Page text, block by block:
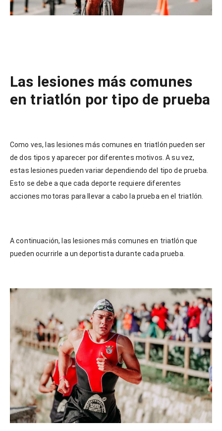
Las lesiones más comunes
en triatlón por tipo de prueba
Como ves, las lesiones más comunes en triatlón pueden ser
de dos tipos y aparecer por diferentes motivos. A su vez,
estas lesiones pueden variar dependiendo del tipo de prueba.
Esto se debe a que cada deporte requiere diferentes
acciones motoras para llevar a cabo la prueba en el triatlón.
A continuación, las lesiones más comunes en triatlón que
pueden ocurrirle a un deportista durante cada prueba.